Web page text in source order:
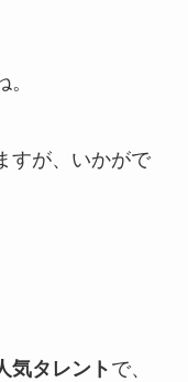
すが、いかがで
気タレント で、